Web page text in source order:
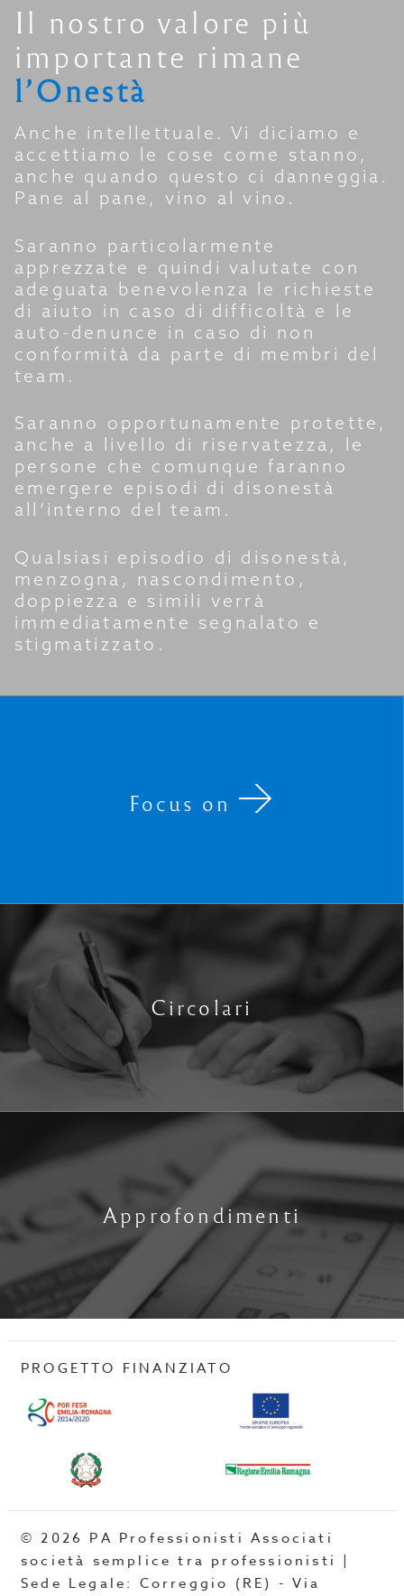
Il nostro valore più
importante rimane
l’Onestà
Anche intellettuale. Vi diciamo e
accettiamo le cose come stanno,
anche quando questo ci danneggia.
Pane al pane, vino al vino.
Saranno particolarmente
apprezzate e quindi valutate con
adeguata benevolenza le richieste
di aiuto in caso di difficoltà e le
auto-denunce in caso di non
conformità da parte di membri del
team.
Saranno opportunamente protette,
anche a livello di riservatezza, le
persone che comunque faranno
emergere episodi di disonestà
all’interno del team.
Qualsiasi episodio di disonestà,
menzogna, nascondimento,
doppiezza e simili verrà
immediatamente segnalato e
stigmatizzato.
Focus on
Circolari
Approfondimenti
PROGETTO FINANZIATO
© 2026 PA Professionisti Associati
società semplice tra professionisti |
Sede Legale: Correggio (RE) - Via